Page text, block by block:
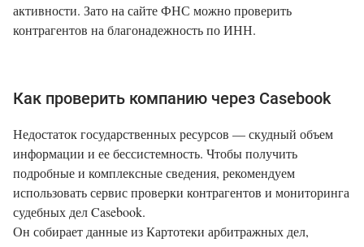
активности. Зато на сайте ФНС можно проверить
контрагентов на благонадежность по ИНН.
Как проверить компанию через Casebook
Недостаток государственных ресурсов — скудный объем
информации и ее бессистемность. Чтобы получить
подробные и комплексные сведения, рекомендуем
использовать сервис проверки контрагентов и мониторинга
судебных дел Casebook.
Он собирает данные из Картотеки арбитражных дел,